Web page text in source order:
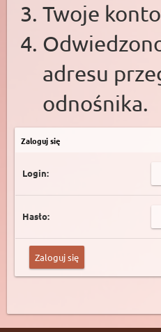
Twoje
adresu
odnośnika.
Zaloguj się
Login:
Hasło: